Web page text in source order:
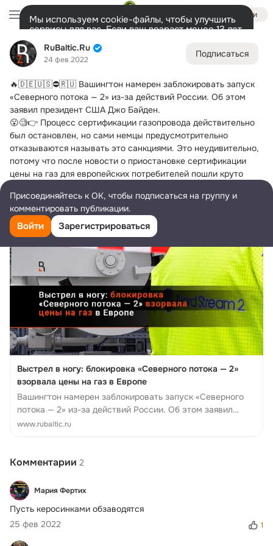
RuBaltic.Ru
24 фев 2022
Подписаться
🔥🇩🇪🇺🇸⛔🇷🇺 Вашингтон намерен заблокировать запуск
«Северного потока — 2» из-за действий России. Об этом
заявил президент США Джо Байден.
😮🧐👉 Процесс сертификации газопровода действительно
был остановлен, но сами немцы предусмотрительно
отказываются называть это санкциями. Это неудивительно,
потому что после новости о приостановке сертификации
цены на газ для европейских потребителей пошли круто
biznes/20220224-vystrel-v-nogu-blokirovka-severnogo-
potoka-2-vzorvala-tseny-na-gaz-v-evrope/
Выстрел в ногу: блокировка «Северного потока — 2»
взорвала цены на газ в Европе
Вашингтон намерен заблокировать запуск «Северного
потока — 2» из-за действий России. Об этом заявил
президент США Джо Байден. Процесс сертификации
www.rubaltic.ru
Комментарии 2
Мария Фертих
Пусть керосинками обзаводятся
25 фев 2022
1
Войти
Мы используем cookie-файлы, чтобы улучшить
сервисы для вас. Если ваш возраст менее 13 лет,
настроить cookie-файлы должен ваш законный
представитель.Больше информации
Разрешить все
RuBaltic.Ru
Лента Участники
Дополнительная
49 591 Обсуждаемые
Присоединяйтесь к ОК, чтобы подписаться на группу и
комментировать публикации.
Войти Зарегистрироваться